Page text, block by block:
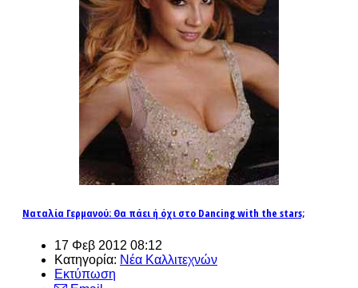
Ναταλία Γερμανού: Θα πάει ή όχι στο Dancing with the stars;
17 Φεβ 2012 08:12
Κατηγορία: Νέα Καλλιτεχνών
Εκτύπωση